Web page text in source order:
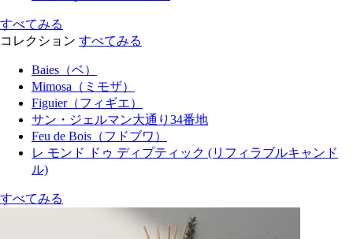
すべてみる
コレクション すべてみる
Baies（ベ）
Mimosa（ミモザ）
Figuier（フィギエ）
サン・ジェルマン大通り34番地
Feu de Bois（フドブワ）
レ モンド ドゥ ディプティック (リフィラブルキャンド
ル)
すべてみる